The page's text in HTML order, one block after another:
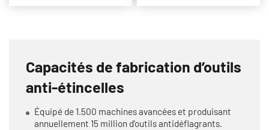
Capacités de fabrication d’outils
anti-étincelles
Équipé de 1.500 machines avancées et produisant
annuellement 15 million d'outils antidéflagrants.